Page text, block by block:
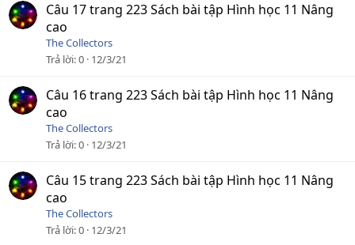
Câu 17 trang 223 Sách bài tập Hình học 11 Nâng
cao
The Collectors
Trả lời 0 12/3/21
Câu 16 trang 223 Sách bài tập Hình học 11 Nâng
cao
The Collectors
Trả lời 0 12/3/21
Câu 15 trang 223 Sách bài tập Hình học 11 Nâng
cao
The Collectors
Trả lời 0 12/3/21